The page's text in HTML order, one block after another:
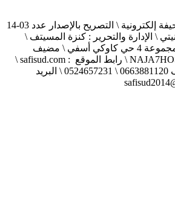
أسفي جنوب safisud صحيفة إلكترونية \ التصريح بالإصدار عدد 03-14
\ الإدارة والتحرير : كنزة المسيتف \
عنوان الصحيفة : 125 المجموعة 4 حي كاوكي أسفي \ مضيف
الموقع : النجاح هوت NAJA7HOST \ رابط الموقع : safisud.com \
للتواصل معنا عبر الهاتف 0663881120 \ 0524657231 \ البريد